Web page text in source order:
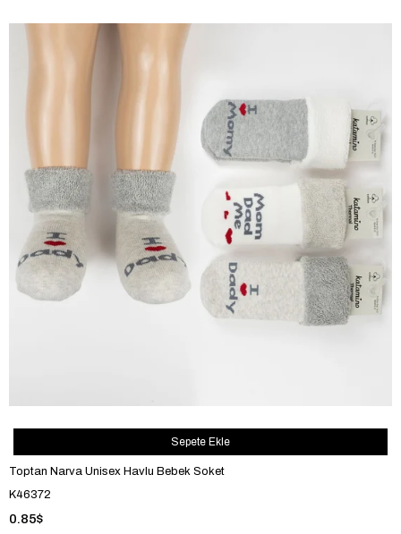
Toptan Narva Unisex Havlu Bebek Soket
K46372
0.85$
Sepete Ekle